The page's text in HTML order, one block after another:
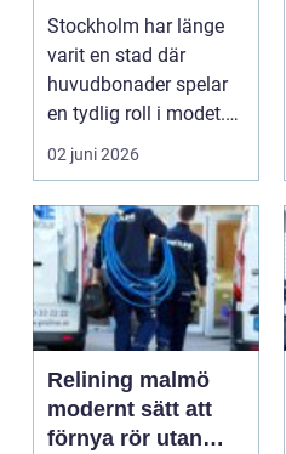
stadslivet
Stockholm har länge
varit en stad där
huvudbonader spelar
en tydlig roll i modet.
Från trendiga inne...
02 juni 2026
Relining malmö
modernt sätt att
förnya rör utan